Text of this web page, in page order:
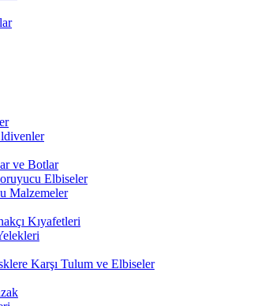
ve Botlar
Elbiseler
Malzemeler
Kıyafetleri
Karşı Tulum ve Elbiseler